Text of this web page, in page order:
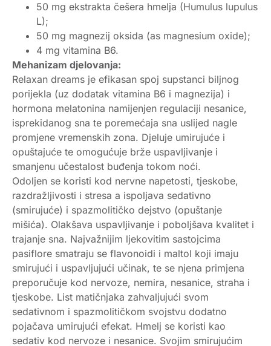
50 mg ekstrakta češera hmelja (Humulus lupulus
L);
50 mg magnezij oksida (as magnesium oxide);
4 mg vitamina B6.
Mehanizam djelovanja:
Relaxan dreams je efikasan spoj supstanci biljnog
porijekla (uz dodatak vitamina B6 i magnezija) i
hormona melatonina namijenjen regulaciji nesanice,
isprekidanog sna te poremećaja sna uslijed nagle
promjene vremenskih zona. Djeluje umirujuće i
opuštajuće te omogućuje brže uspavljivanje i
smanjenu učestalost buđenja tokom noći.
Odoljen se koristi kod nervne napetosti, tjeskobe,
razdražljivosti i stresa a ispoljava sedativno
(smirujuće) i spazmolitičko dejstvo (opuštanje
mišića). Olakšava uspavljivanje i poboljšava kvalitet i
trajanje sna. Najvažnijim ljekovitim sastojcima
pasiflore smatraju se flavonoidi i maltol koji imaju
smirujući i uspavljujući učinak, te se njena primjena
preporučuje kod nervoze, nemira, nesanice, straha i
tjeskobe. List matičnjaka zahvaljujući svom
sedativnom i spazmolitičkom svojstvu dodatno
pojačava umirujući efekat. Hmelj se koristi kao
sedativ kod nervoze i nesanice. Svojim smirujućim